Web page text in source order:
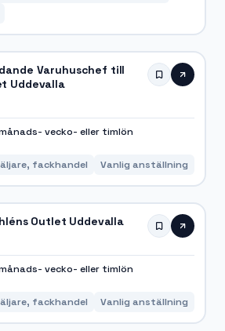
Varuhuschef till
Uddevalla
vecko- eller timlön
fackhandel
Vanlig anställning
Outlet Uddevalla
vecko- eller timlön
fackhandel
Vanlig anställning